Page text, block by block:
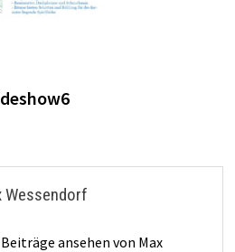
Wessendorf
ansehen von Max